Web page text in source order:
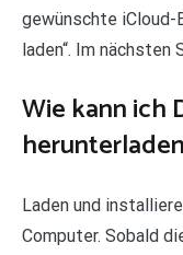
gewünschte iCloud-
laden“. Im nächsten
Wie kann ich
Laden und
Computer. Sobald